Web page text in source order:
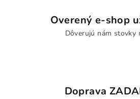
Overený e-shop
Dôverujú nám stovky
Doprava